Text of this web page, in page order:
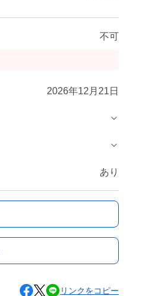
不可
2026年12月21日
あり
リンクをコピー